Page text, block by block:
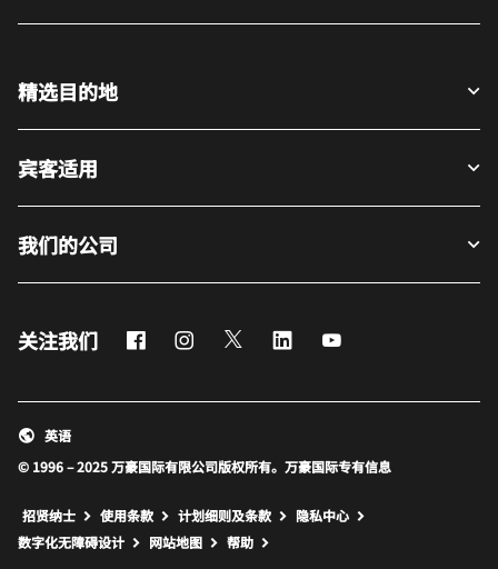
精选目的地
宾客适用
我们的公司
关注我们 FacebookInstagram
Twitter LinkedIn
© 1996 – 2025 万豪国际有限公司版权所有。万豪国际专有信息
英语
招贤纳士 使用条款 计划细则及条款
隐私中心
数字化无障碍设计
网站地图 打开新窗口
帮助